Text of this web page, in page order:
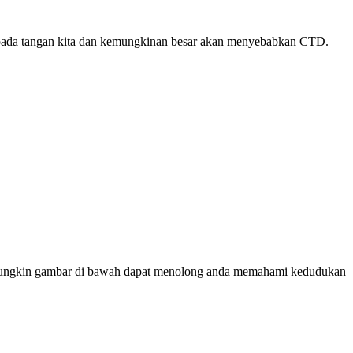
tangan kita dan kemungkinan besar akan menyebabkan CTD.
gambar di bawah dapat menolong anda memahami kedudukan